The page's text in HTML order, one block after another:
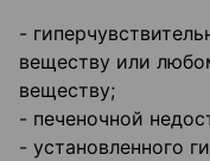
-
веществу или
веществу;
- печеночной
- установленного